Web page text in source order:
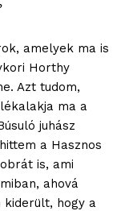
amelyek ma is
Horthy
Azt tudom,
ma a
juhász
a Hasznos
is, ami
ahová
kiderült, hogy a